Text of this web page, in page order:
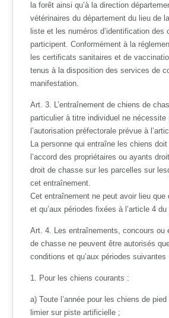
la forêt ainsi qu’à la direction
vétérinaires du département du lieu de
liste et les numéros d’identification des
participent. Conformément à la
les certificats sanitaires et de
tenus à la disposition des services de
manifestation.
Art. 3. L’entraînement de chiens de
particulier à titre individuel ne nécessite
l’autorisation préfectorale prévue à
La personne qui entraîne les chiens
l’accord des propriétaires ou ayants
droit de chasse sur les parcelles sur
cet entraînement.
Cet entraînement ne peut avoir lieu que
et qu’aux périodes fixées à l’article 4
Art. 4. Les entraînements, concours ou
de chasse ne peuvent être autorisés
conditions et qu’aux périodes suivantes
1. Pour les chiens courants :
a) Toute l’année pour les chiens de
limier sur piste artificielle ;